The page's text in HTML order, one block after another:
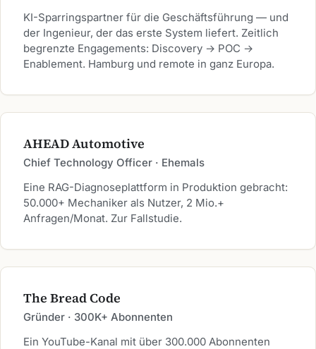
KI-Sparringspartner für die Geschäftsführung — und
der Ingenieur, der das erste System liefert. Zeitlich
begrenzte Engagements: Discovery → POC →
Enablement. Hamburg und remote in ganz Europa.
AHEAD Automotive
Chief Technology Officer · Ehemals
Eine RAG-Diagnoseplattform in Produktion gebracht:
50.000+ Mechaniker als Nutzer, 2 Mio.+
Anfragen/Monat. Zur Fallstudie.
The Bread Code
Gründer · 300K+ Abonnenten
Ein YouTube-Kanal mit über 300.000 Abonnenten